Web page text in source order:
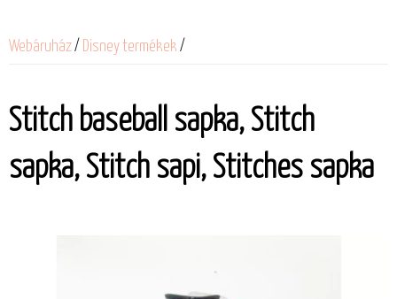
Webáruház/ Disney termékek /
Stitch baseball sapka, Stitch
sapka, Stitch sapi, Stitches sapka